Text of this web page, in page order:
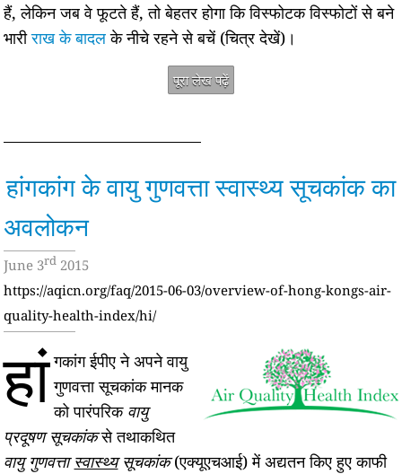
हैं, लेकिन जब वे फूटते हैं, तो बेहतर होगा कि विस्फोटक विस्फोटों से बने
भारीराख के बादलके नीचे रहने से बचें (चित्र देखें)।
पूरा लेख पढ़ें
हांगकांग के वायु गुणवत्ता स्वास्थ्य सूचकांक का
अवलोकन
June 3rd 2015
https://aqicn.org/faq/2015-06-03/overview-of-hong-kongs-air-
quality-health-index/hi/
हांगकांग ईपीए ने अपने वायु
गुणवत्ता सूचकांक मानक
को पारंपरिक वायु
प्रदूषण सूचकांकसे तथाकथित
वायु गुणवत्तास्वास्थ्यसूचकांक(एक्यूएचआई) में अद्यतन किए हुए काफी